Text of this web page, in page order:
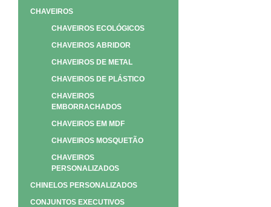
CHAVEIROS
CHAVEIROS ECOLÓGICOS
CHAVEIROS ABRIDOR
CHAVEIROS DE METAL
CHAVEIROS DE PLÁSTICO
CHAVEIROS
EMBORRACHADOS
CHAVEIROS EM MDF
CHAVEIROS MOSQUETÃO
CHAVEIROS
PERSONALIZADOS
CHINELOS PERSONALIZADOS
CONJUNTOS EXECUTIVOS